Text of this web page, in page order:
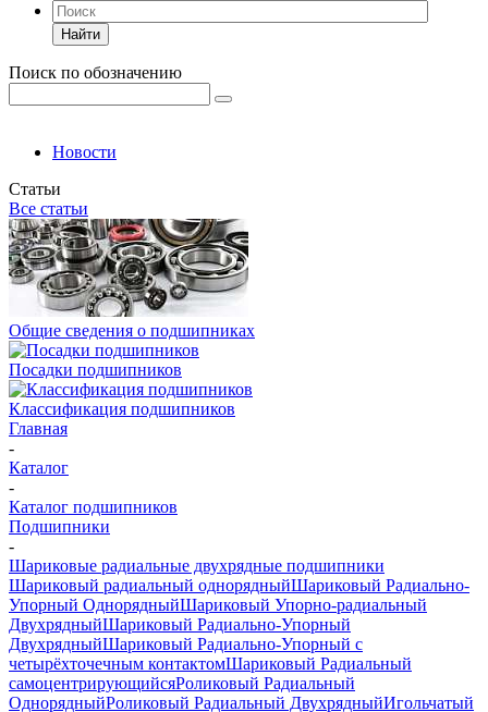
Найти
Поиск по обозначению
Новости
Статьи
Все статьи
Общие сведения о подшипниках
Посадки подшипников
Классификация подшипников
Главная
-
Каталог
-
Каталог подшипников
Подшипники
-
Шариковые радиальные двухрядные подшипники
Шариковый радиальный однорядныйШариковый Радиально-
Упорный ОднорядныйШариковый Упорно-радиальный
ДвухрядныйШариковый Радиально-Упорный
ДвухрядныйШариковый Радиально-Упорный с
четырёхточечным контактомШариковый Радиальный
самоцентрирующийсяРоликовый Радиальный
ОднорядныйРоликовый Радиальный ДвухрядныйИгольчатый